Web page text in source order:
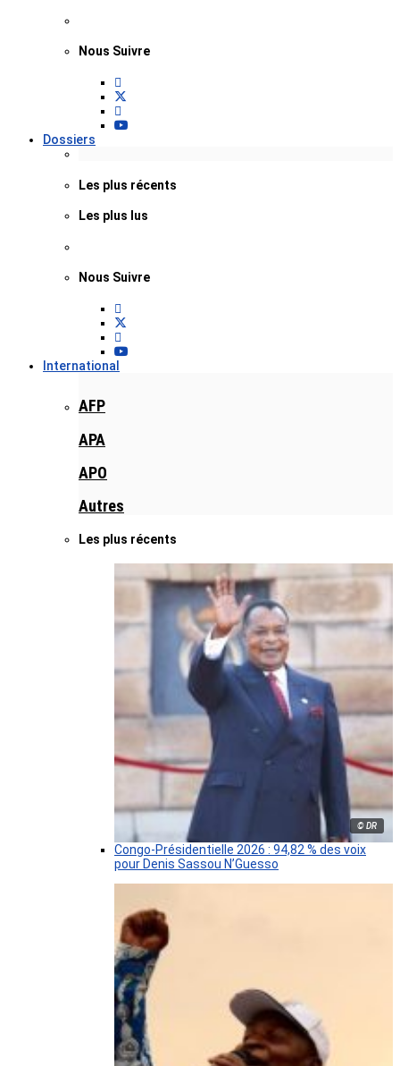
Nous Suivre
Dossiers
Les plus récents
Les plus lus
Nous Suivre
International
AFP
APA
APO
Autres
Les plus récents
© DR
Congo-Présidentielle 2026 : 94,82 % des voix
pour Denis Sassou N’Guesso